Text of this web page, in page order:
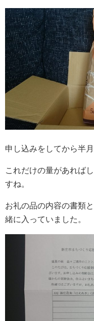
申し込みをしてから半
これだけの量があれば
すね。
お礼の品の内容の書類
緒に入っていました。